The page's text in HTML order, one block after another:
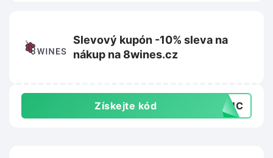
Slevový kupón -10% sleva na
nákup na 8wines.cz
Získejte kód T3UC